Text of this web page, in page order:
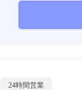
24時間営業